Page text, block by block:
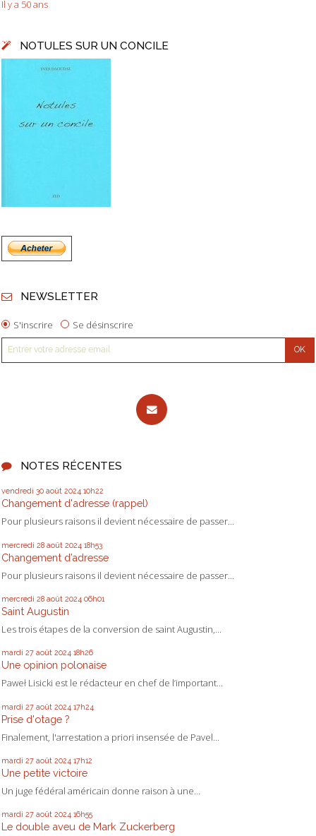
Il y a 50 ans
NOTULES SUR UN CONCILE
NEWSLETTER
S'inscrire Se désinscrire
NOTES RÉCENTES
vendredi 30 août 2024 10h22
Changement d'adresse (rappel)
Pour plusieurs raisons il devient nécessaire de passer...
mercredi 28 août 2024 18h53
Changement d’adresse
Pour plusieurs raisons il devient nécessaire de passer...
mercredi 28 août 2024 06h01
Saint Augustin
Les trois étapes de la conversion de saint Augustin,...
mardi 27 août 2024 18h26
Une opinion polonaise
Paweł Lisicki est le rédacteur en chef de l’important...
mardi 27 août 2024 17h24
Prise d'otage ?
Finalement, l'arrestation a priori insensée de Pavel...
mardi 27 août 2024 17h12
Une petite victoire
Un juge fédéral américain donne raison à une...
mardi 27 août 2024 16h55
Le double aveu de Mark Zuckerberg